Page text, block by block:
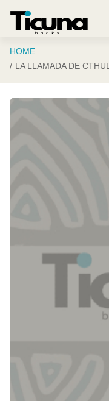
HOME
LA LLAMADA DE